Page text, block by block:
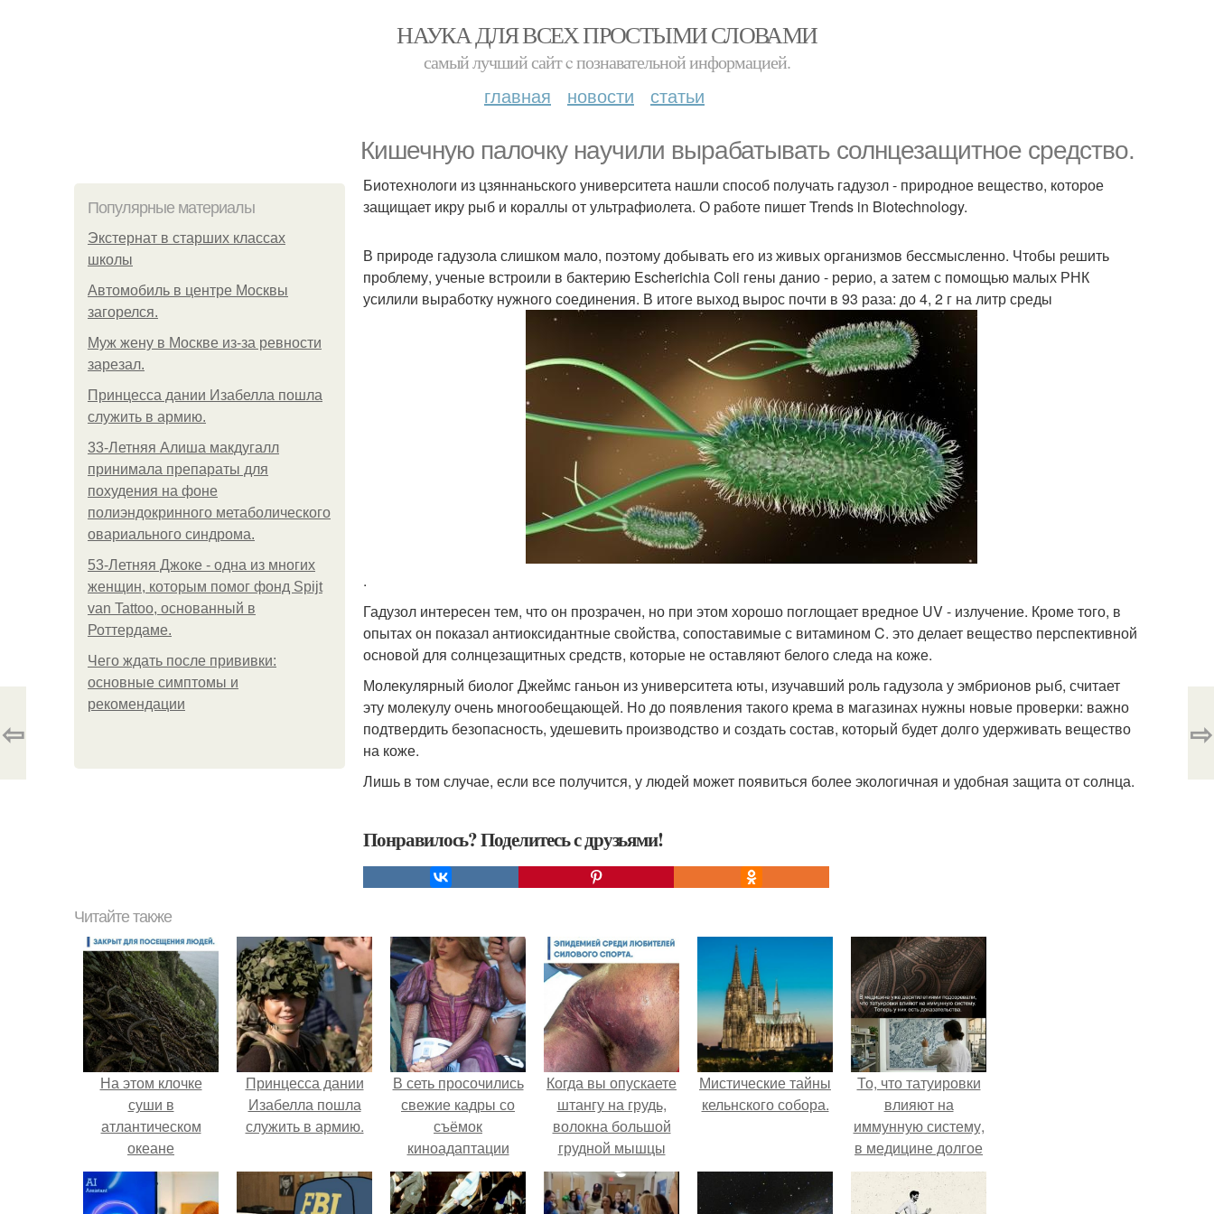
НАУКА ДЛЯ ВСЕХ ПРОСТЫМИ СЛОВАМИ
самый лучший сайт c познавательной информацией.
главная новости статьи
Кишечную палочку научили вырабатывать солнцезащитное средство.
Популярные материалы
Экстернат в старших классах
школы
Автомобиль в центре Москвы
загорелся.
Mуж жену в Москве из-за ревности
зарезал.
Принцесса дании Изабелла пошла
служить в армию.
33-Летняя Алиша макдугалл
принимала препараты для
похудения на фоне
полиэндокринного метаболического
овариального синдрома.
53-Летняя Джоке - одна из многих
женщин, которым помог фонд Spijt
van Tattoo, основанный в
Роттердаме.
Чего ждать после прививки:
основные симптомы и
рекомендации
Биотехнологи из цзяннаньского университета нашли способ получать гадузол - природное вещество, которое
защищает икру рыб и кораллы от ультрафиолета. О работе пишет Trends in Biotechnology.
В природе гадузола слишком мало, поэтому добывать его из живых организмов бессмысленно. Чтобы решить
проблему, ученые встроили в бактерию Escherichia Coli гены данио - рерио, а затем с помощью малых РНК
усилили выработку нужного соединения. В итоге выход вырос почти в 93 раза: до 4, 2 г на литр среды
.
Гадузол интересен тем, что он прозрачен, но при этом хорошо поглощает вредное UV - излучение. Кроме того, в
опытах он показал антиоксидантные свойства, сопоставимые с витамином C. это делает вещество перспективной
основой для солнцезащитных средств, которые не оставляют белого следа на коже.
Молекулярный биолог Джеймс ганьон из университета юты, изучавший роль гадузола у эмбрионов рыб, считает
эту молекулу очень многообещающей. Но до появления такого крема в магазинах нужны новые проверки: важно
подтвердить безопасность, удешевить производство и создать состав, который будет долго удерживать вещество
на коже.
Лишь в том случае, если все получится, у людей может появиться более экологичная и удобная защита от солнца.
Понравилось? Поделитесь с друзьями!
⇦ ⇨
Читайте также
На этом клочке
суши в
атлантическом
океане
концентрация
ядовитых змей
Принцесса дании
Изабелла пошла
служить в армию.
В сеть просочились
свежие кадры со
съёмок
киноадаптации
"Рапунцель", и всё
внимание
Когда вы опускаете
штангу на грудь,
волокна большой
грудной мышцы
оказываются в
фазе пикового
Мистические тайны
кельнского собора.
То, что татуировки
влияют на
иммунную систему,
в медицине долгое
время
рассматривалось